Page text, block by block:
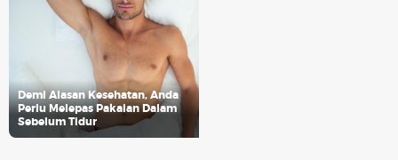
Demi Alasan Kesehatan, Anda
Perlu Melepas Pakaian Dalam
Sebelum Tidur